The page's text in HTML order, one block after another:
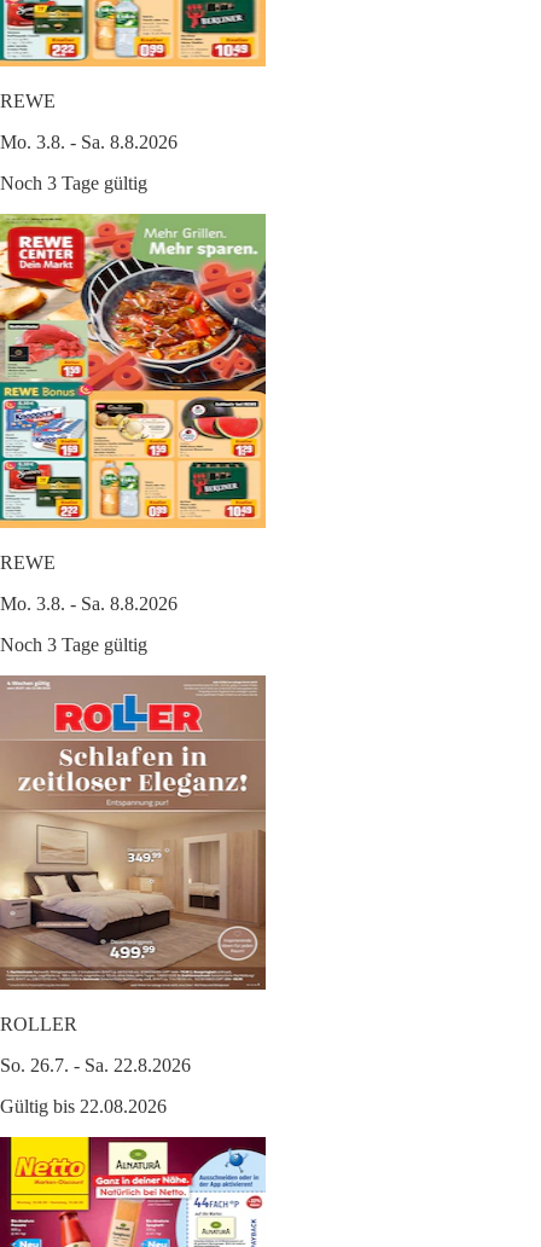
REWE
Mo. 3.8. - Sa. 8.8.2026
Noch 3 Tage gültig
REWE
Mo. 3.8. - Sa. 8.8.2026
Noch 3 Tage gültig
ROLLER
So. 26.7. - Sa. 22.8.2026
Gültig bis 22.08.2026